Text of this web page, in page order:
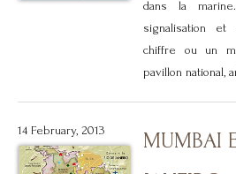
dans la
signalisation
chiffre ou un
pavillon national,
14 February, 2013
MUMBAI